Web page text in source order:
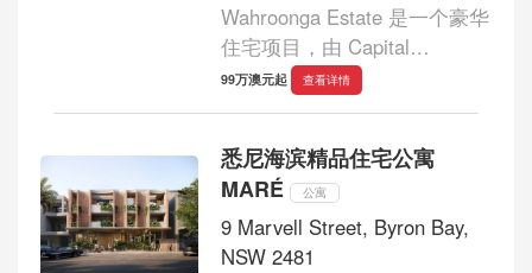
Wahroonga Estate 是一个豪华
住宅项目，由 Capital
Corporation 自豪地开发，由国
定制内饰。该住宅位于上北岸
的中心地带，将宁静、轻松的
优雅...
99万澳元起 查看详情
悉尼海滨精品住宅公寓
MARÉ
公寓
9 Marvell Street, Byron Bay,
NSW 2481